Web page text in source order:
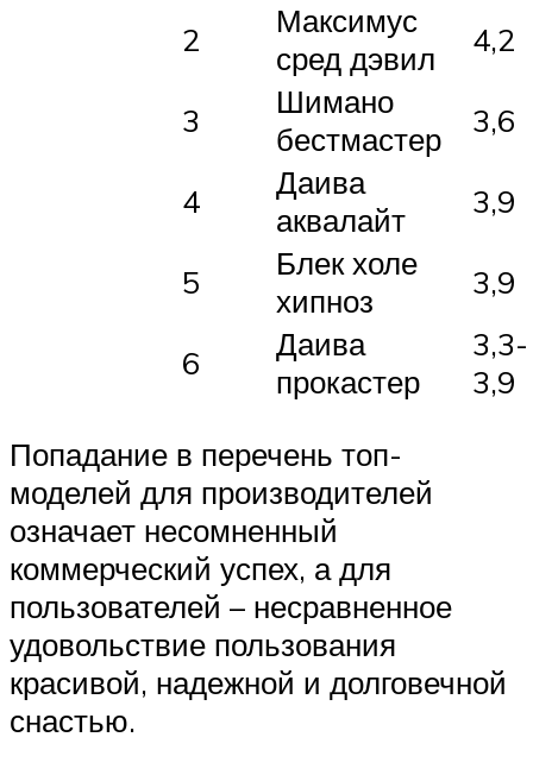
2
Максимус
сред дэвил
4,2
3
Шимано
бестмастер
3,6
4
Даива
аквалайт
3,9
5
Блек холе
хипноз
3,9
6
Даива
прокастер
3,3-
3,9
Попадание в перечень топ-
моделей для производителей
означает несомненный
коммерческий успех, а для
пользователей – несравненное
удовольствие пользования
красивой, надежной и долговечной
снастью.